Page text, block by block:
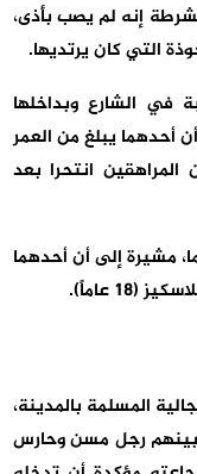
إنه لم يصب بأذى،
التي كان يرتديها.
في الشارع وبداخلها
أحدهما يبلغ من العمر
إن المراهقين انتحرا بعد
مشيرة إلى أن أحدهما
المسلمة بالمدينة،
بينهم رجل مسن وحارس